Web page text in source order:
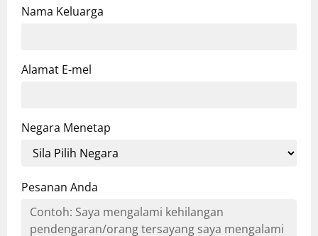
Nama Keluarga
Alamat E-mel
Negara Menetap
Pesanan Anda